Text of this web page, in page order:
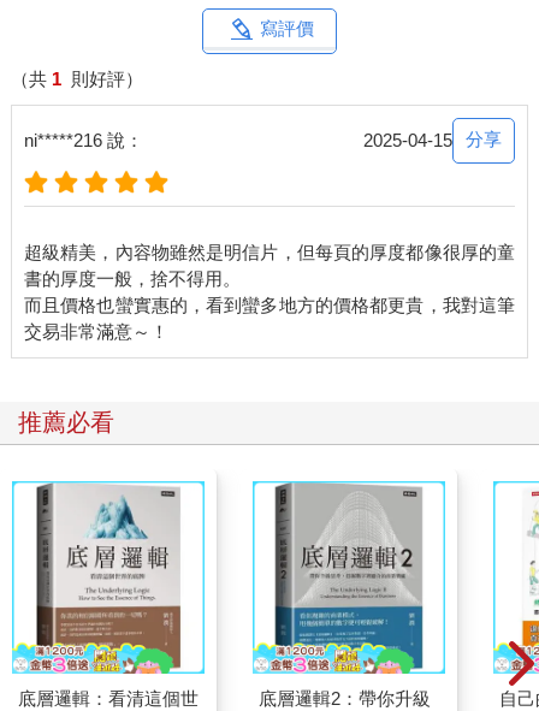
寫評價
（共 1 則好評）
ni*****216 說： 2025-04-15 分享
超級精美，內容物雖然是明信片，但每頁的厚度都像很厚的童
書的厚度一般，捨不得用。
而且價格也蠻實惠的，看到蠻多地方的價格都更貴，我對這筆
推薦必看
底層邏輯：看清這個世
底層邏輯2：帶你升級
自